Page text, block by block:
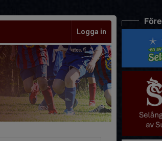
Logga in